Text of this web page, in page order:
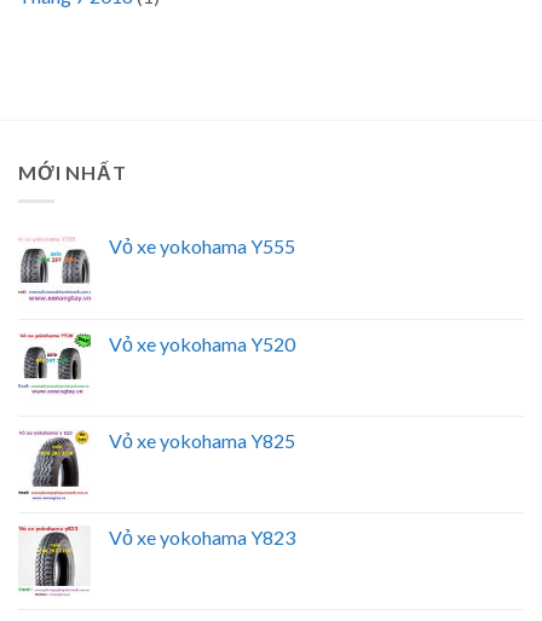
MỚI NHẤT
Vỏ xe yokohama Y555
Vỏ xe yokohama Y520
Vỏ xe yokohama Y825
Vỏ xe yokohama Y823